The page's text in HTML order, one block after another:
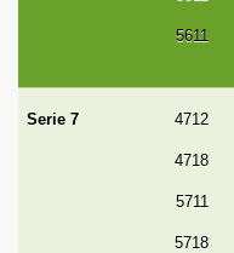
5611
Serie 7 4712
4718
5711
5718